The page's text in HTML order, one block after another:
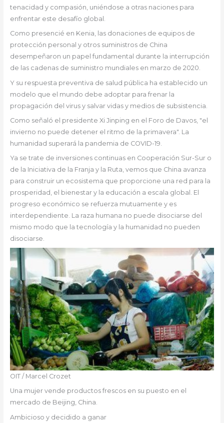
tenacidad y compasión, uniéndose a otras naciones para
enfrentar este desafío global.
Como presencié en Kenia, las donaciones de equipos de
protección personal y otros suministros de China
desempeñaron un papel fundamental durante la interrupción
de las cadenas de suministro mundiales en marzo de 2020.
Y su respuesta preventiva de salud pública ha establecido un
modelo que el mundo debe adoptar para frenar la
propagación del virus y salvar vidas y medios de subsistencia.
Como señaló el presidente Xi Jinping en el Foro de Davos, "el
invierno no puede detener el ritmo de la primavera". La
humanidad superará la pandemia de COVID-19.
Ya se trate de inversiones continuas en Cooperación Sur-Sur o
de la Iniciativa de la Franja y la Ruta, vemos que China avanza
para construir un ecosistema que proporcione una red para la
prosperidad, el bienestar y la educación a escala global. El
progreso económico se refuerza mutuamente y es
interdependiente. La raza humana no puede disociarse del
mismo modo que la tecnología y la humanidad no pueden
disociarse.
OIT / Marcel Crozet
Una mujer vende productos frescos en su puesto en el
mercado de Beijing, China.
Ambicioso y decidido a ganar